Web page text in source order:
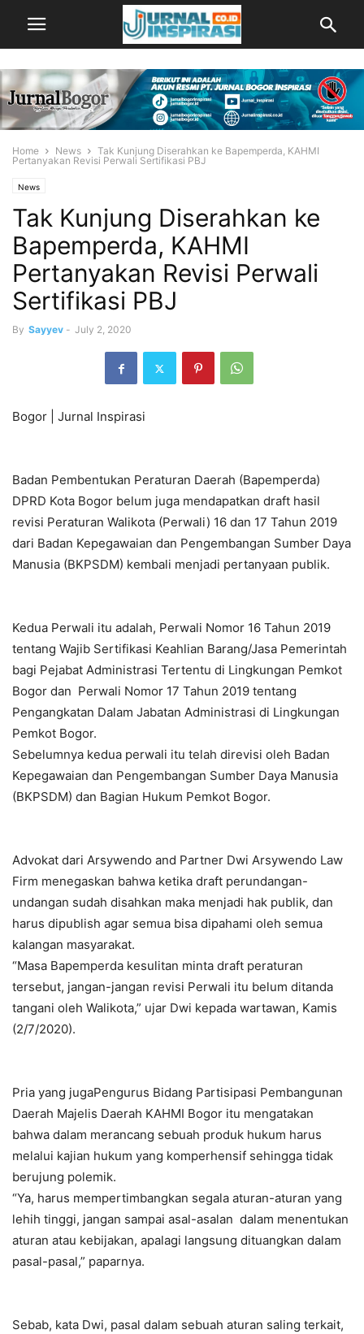
Home News
Tak Kunjung Diserahkan ke Bapemperda, KAHMI
Pertanyakan Revisi Perwali Sertifikasi PBJ
News
Tak Kunjung Diserahkan ke
Bapemperda, KAHMI
Pertanyakan Revisi Perwali
Sertifikasi PBJ
By Sayyev - July 2, 2020
Bogor | Jurnal Inspirasi
Badan Pembentukan Peraturan Daerah (Bapemperda)
DPRD Kota Bogor belum juga mendapatkan draft hasil
revisi Peraturan Walikota (Perwali) 16 dan 17 Tahun 2019
dari Badan Kepegawaian dan Pengembangan Sumber Daya
Manusia (BKPSDM) kembali menjadi pertanyaan publik.
Kedua Perwali itu adalah, Perwali Nomor 16 Tahun 2019
tentang Wajib Sertifikasi Keahlian Barang/Jasa Pemerintah
bagi Pejabat Administrasi Tertentu di Lingkungan Pemkot
Bogor dan Perwali Nomor 17 Tahun 2019 tentang
Pengangkatan Dalam Jabatan Administrasi di Lingkungan
Pemkot Bogor.
Sebelumnya kedua perwali itu telah direvisi oleh Badan
Kepegawaian dan Pengembangan Sumber Daya Manusia
(BKPSDM) dan Bagian Hukum Pemkot Bogor.
Advokat dari Arsywendo and Partner Dwi Arsywendo Law
Firm menegaskan bahwa ketika draft perundangan-
undangan sudah disahkan maka menjadi hak publik, dan
harus dipublish agar semua bisa dipahami oleh semua
kalangan masyarakat.
“Masa Bapemperda kesulitan minta draft peraturan
tersebut, jangan-jangan revisi Perwali itu belum ditanda
tangani oleh Walikota,” ujar Dwi kepada wartawan, Kamis
(2/7/2020).
Pria yang jugaPengurus Bidang Partisipasi Pembangunan
Daerah Majelis Daerah KAHMI Bogor itu mengatakan
bahwa dalam merancang sebuah produk hukum harus
melalui kajian hukum yang komperhensif sehingga tidak
berujung polemik.
“Ya, harus mempertimbangkan segala aturan-aturan yang
lehih tinggi, jangan sampai asal-asalan dalam menentukan
aturan atau kebijakan, apalagi langsung dituangkan dalam
pasal-pasal,” paparnya.
Sebab, kata Dwi, pasal dalam sebuah aturan saling terkait,